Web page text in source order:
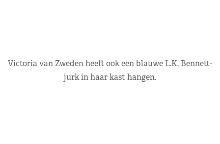
Victoria van Zweden heeft ook een blauwe L.K. Bennett-
jurk in haar kast hangen.